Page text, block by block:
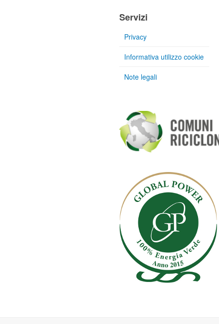
Servizi
Privacy
Informativa utilizzo cookie
Note legali